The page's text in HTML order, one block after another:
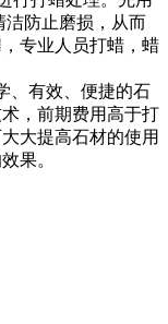
洁防止磨损，从而
专业人员打蜡，蜡
有效、便捷的石
，前期费用高于打
大提高石材的使用
果。